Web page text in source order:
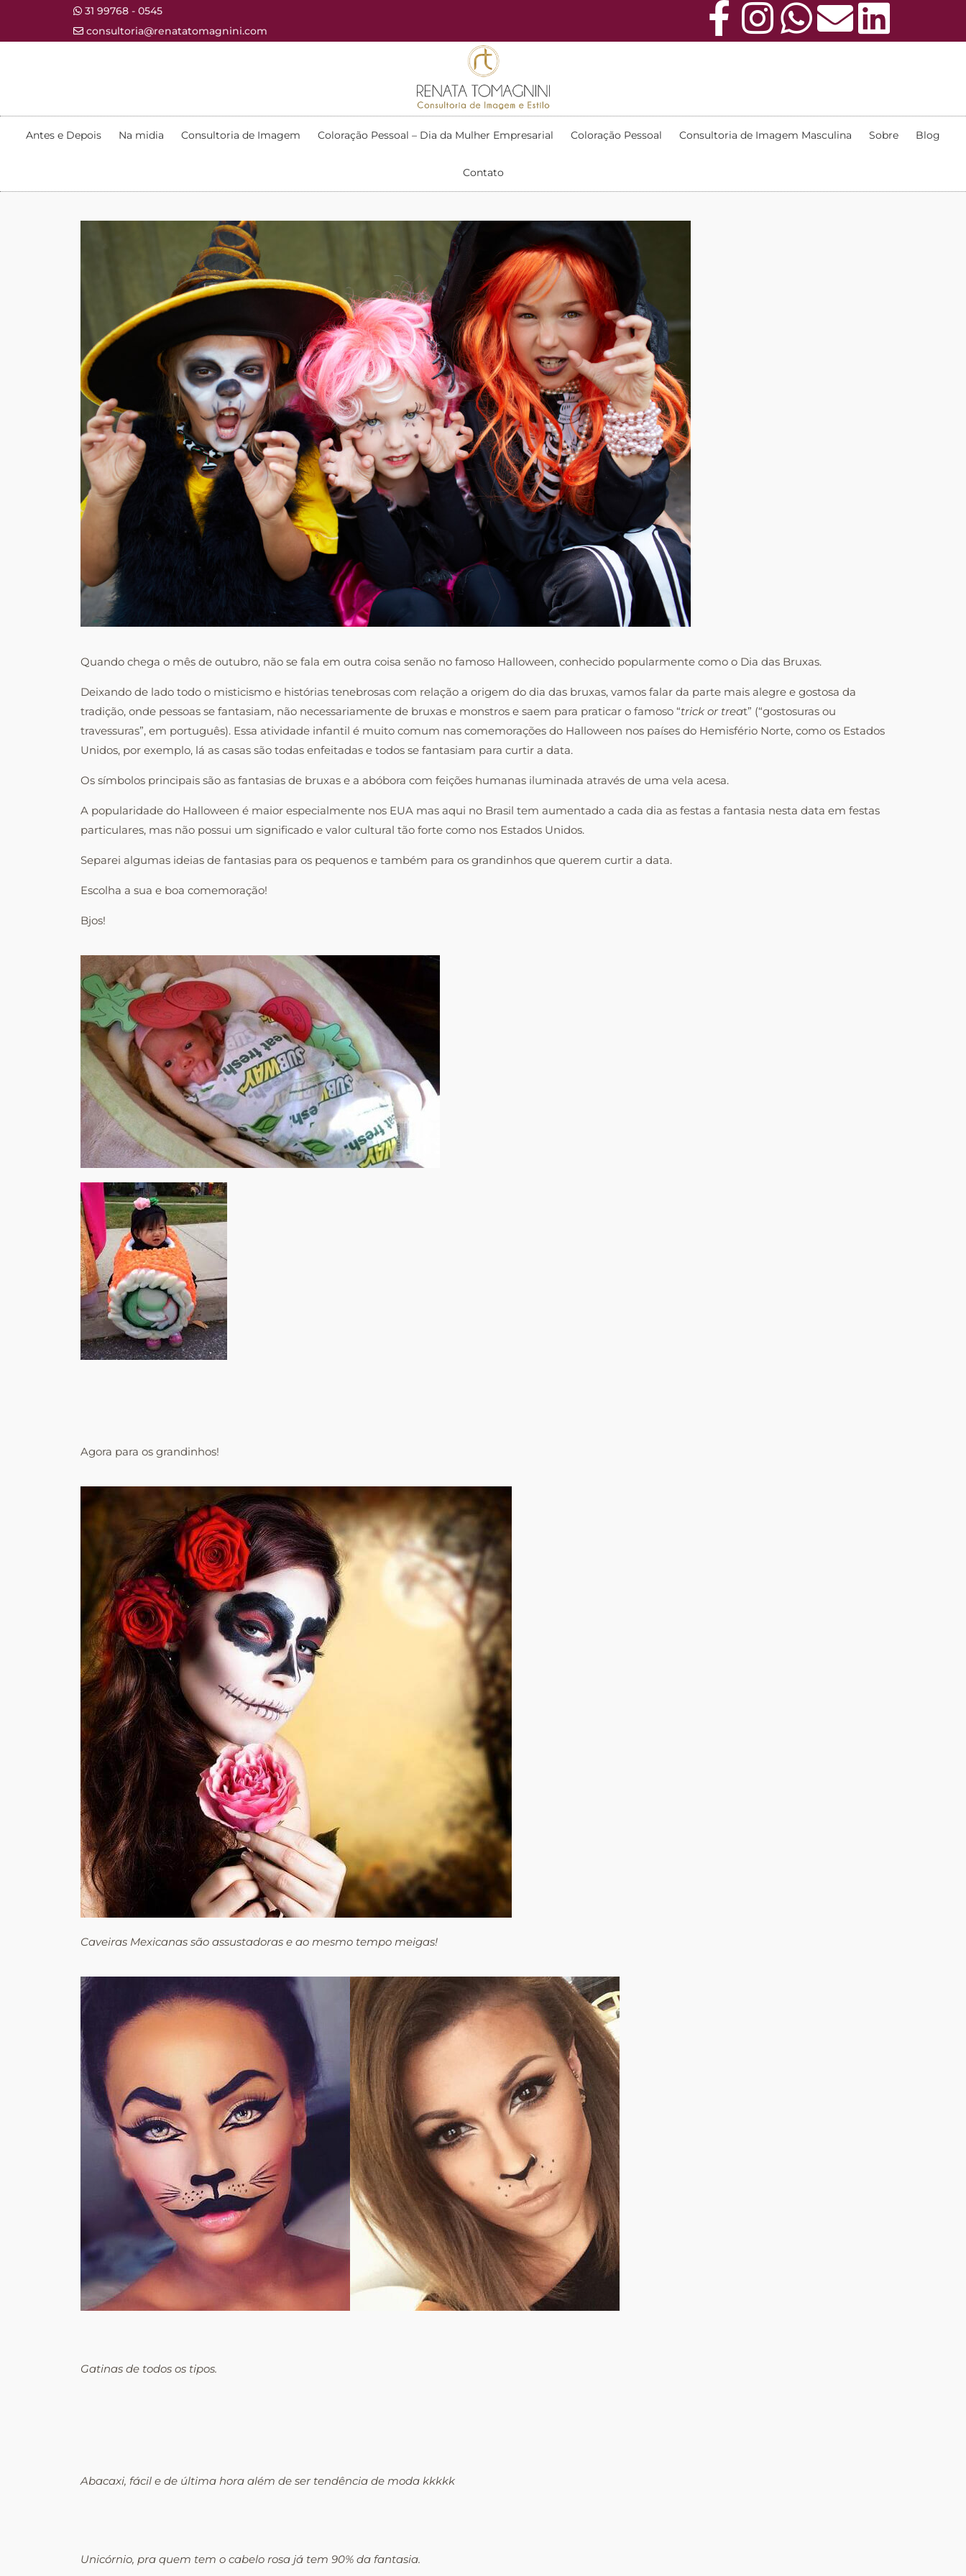
31 99768 - 0545
consultoria@renatatomagnini.com
Antes e Depois Na midia Consultoria de Imagem Coloração Pessoal – Dia da Mulher Empresarial Coloração Pessoal Consultoria de Imagem Masculina Sobre Blog
Contato
Quando chega o mês de outubro, não se fala em outra coisa senão no famoso Halloween, conhecido popularmente como o Dia das Bruxas.
Deixando de lado todo o misticismo e histórias tenebrosas com relação a origem do dia das bruxas, vamos falar da parte mais alegre e gostosa da
tradição, onde pessoas se fantasiam, não necessariamente de bruxas e monstros e saem para praticar o famoso “trick or treat” (“gostosuras ou
travessuras”, em português). Essa atividade infantil é muito comum nas comemorações do Halloween nos países do Hemisfério Norte, como os Estados
Unidos, por exemplo, lá as casas são todas enfeitadas e todos se fantasiam para curtir a data.
Os símbolos principais são as fantasias de bruxas e a abóbora com feições humanas iluminada através de uma vela acesa.
A popularidade do Halloween é maior especialmente nos EUA mas aqui no Brasil tem aumentado a cada dia as festas a fantasia nesta data em festas
particulares, mas não possui um significado e valor cultural tão forte como nos Estados Unidos.
Separei algumas ideias de fantasias para os pequenos e também para os grandinhos que querem curtir a data.
Escolha a sua e boa comemoração!
Bjos!
Agora para os grandinhos!
Caveiras Mexicanas são assustadoras e ao mesmo tempo meigas!
Gatinas de todos os tipos.
Abacaxi, fácil e de última hora além de ser tendência de moda kkkkk
Unicórnio, pra quem tem o cabelo rosa já tem 90% da fantasia.